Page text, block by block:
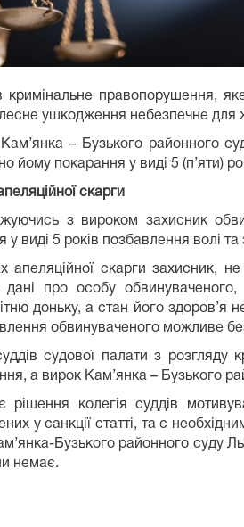
кримінальне правопорушення,
ушкодження небезпечне для
– Бузького районного
йому покарання у виді 5 (п’яти)
скарги
з вироком захисник
у виді 5 років позбавлення волі
апеляційної скарги захисник,
дані про особу
доньку, а стан його здоров’я
обвинуваченого можливе
судової палати з
а вирок Кам’янка – Бузького
рішення колегія суддів
у санкції статті, та є
Бузького районного суду
немає.